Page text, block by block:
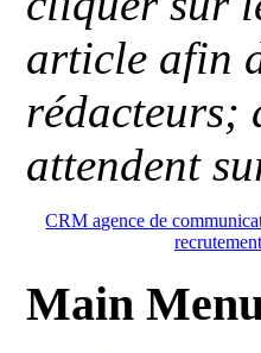
article afin
rédacteurs;
attendent
CRM agence de
recrutement
Main